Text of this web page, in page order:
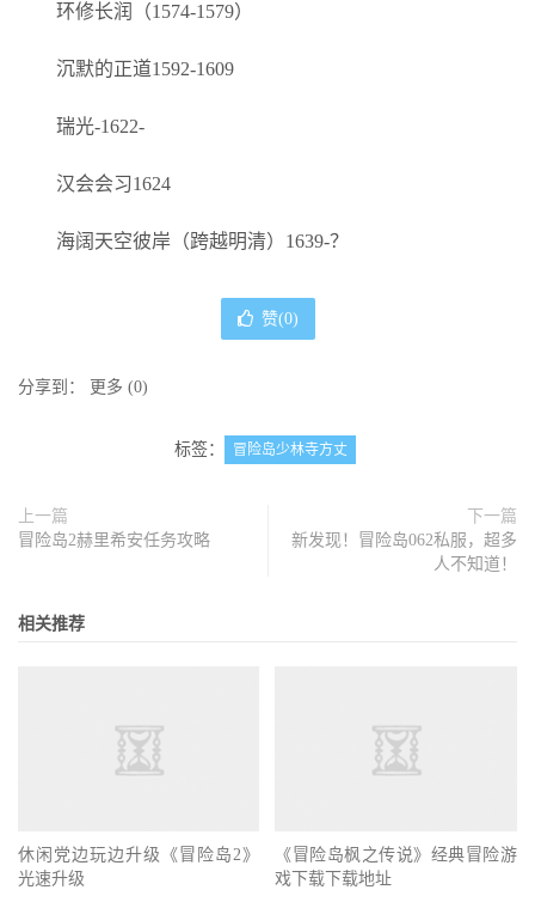
环修长润（1574-1579）
沉默的正道1592-1609
瑞光-1622-
汉会会习1624
海阔天空彼岸（跨越明清）1639-？
赞(0)
分享到： 更多 (0)
标签： 冒险岛少林寺方丈
上一篇
冒险岛2赫里希安任务攻略
下一篇
新发现！冒险岛062私服，超多
人不知道！
相关推荐
休闲党边玩边升级《冒险岛2》
光速升级
《冒险岛枫之传说》经典冒险游
戏下载下载地址